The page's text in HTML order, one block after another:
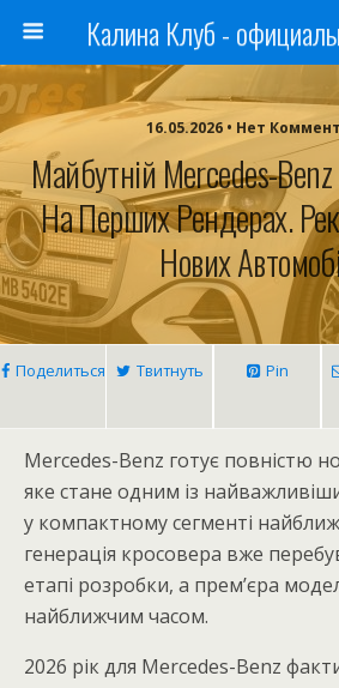
16.05.2026 • Нет
Майбутній Mercedes-
На Перших Рендерах.
Нових
Поделиться Твитнуть Pin
Mercedes-Benz готує повністю
яке стане одним із
у компактному сегменті
генерація кросовера вже
етапі розробки, а прем’єра
найближчим часом.
2026 рік для Mercedes-Benz